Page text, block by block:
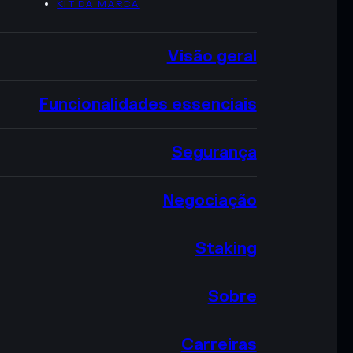
KIT DA MARCA
Visão geral
Funcionalidades essenciais
Segurança
Negociação
Staking
Sobre
Carreiras